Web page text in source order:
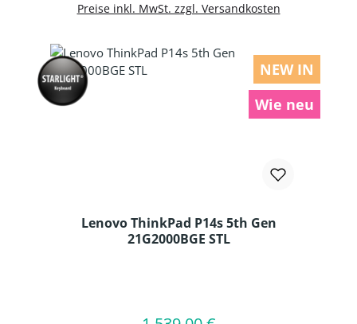
Preise inkl. MwSt. zzgl. Versandkosten
NEW IN
Wie neu
Lenovo ThinkPad P14s 5th Gen
21G2000BGE STL